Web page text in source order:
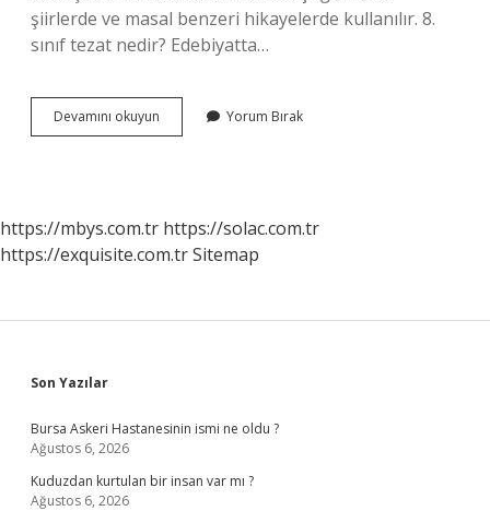
şiirlerde ve masal benzeri hikayelerde kullanılır. 8.
sınıf tezat nedir? Edebiyatta…
Devamını okuyun
Sınıf
Yorum Bırak
https://mbys.com.tr https://solac.com.tr
https://exquisite.com.trSitemap
Sidebar
Son Yazılar
Bursa Askeri Hastanesinin ismi ne oldu ?
Ağustos 6, 2026
Kuduzdan kurtulan bir insan var mı ?
Ağustos 6, 2026